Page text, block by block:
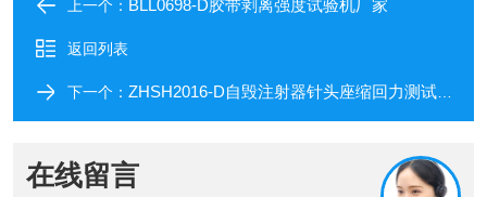
上一个： BLL0698-D胶带剥离强度试验机厂家
返回列表
下一个： ZHSH2016-D自毁注射器针头座缩回力测试仪厂家
在线留言